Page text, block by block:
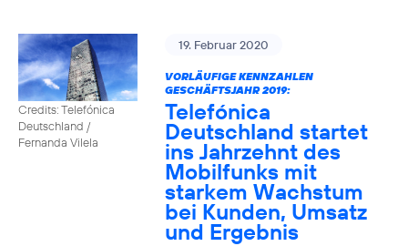
Credits: Telefónica
Deutschland /
Fernanda Vilela
19. Februar 2020
VORLÄUFIGE KENNZAHLEN
GESCHÄFTSJAHR 2019:
Telefónica
Deutschland startet
ins Jahrzehnt des
Mobilfunks mit
starkem Wachstum
bei Kunden, Umsatz
und Ergebnis